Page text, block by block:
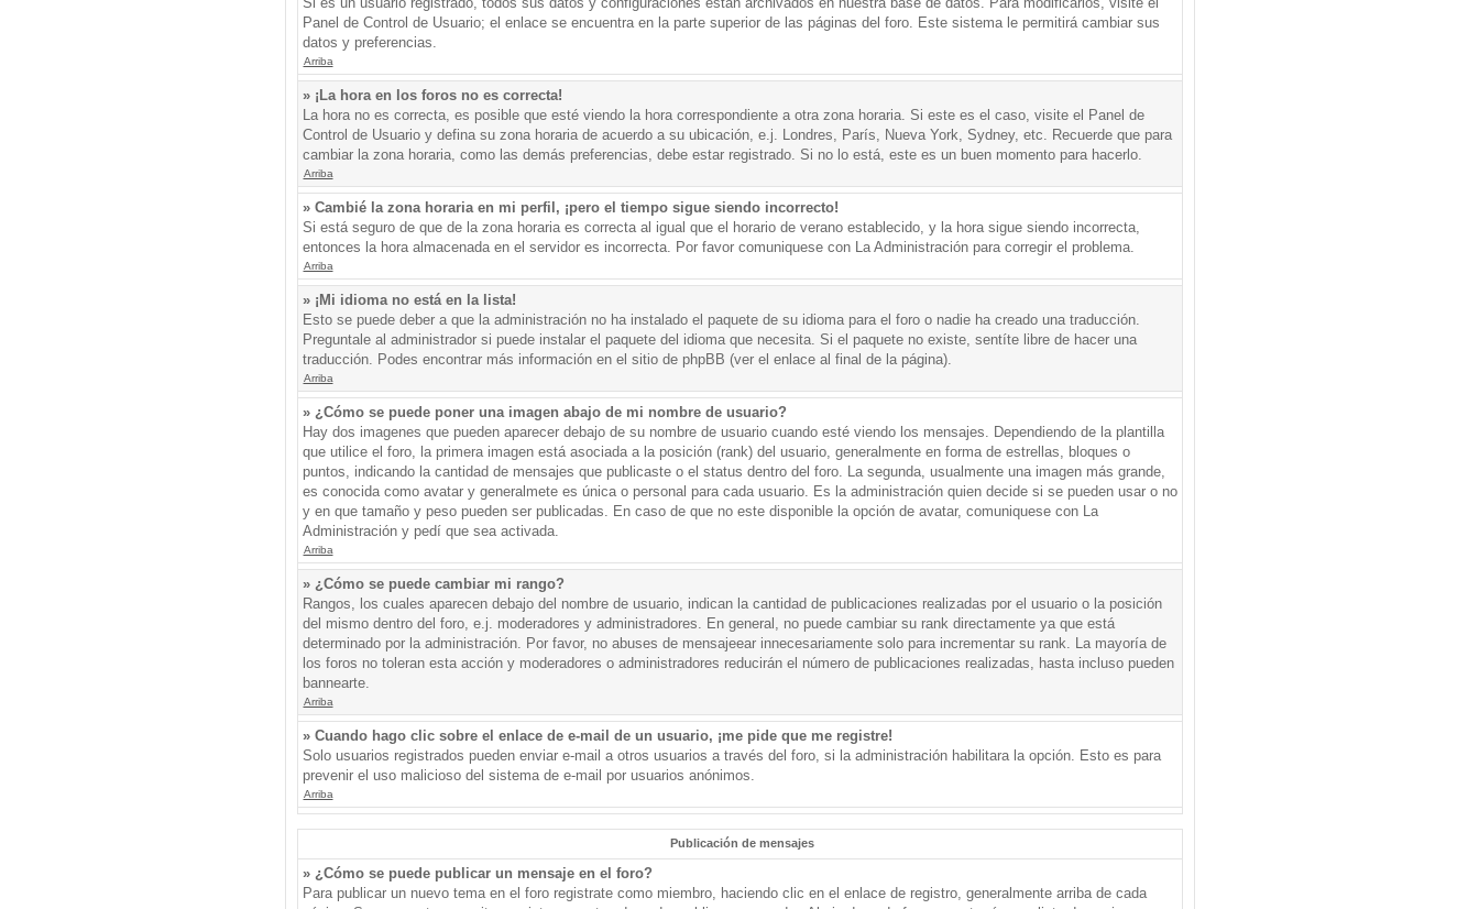
Panel de Control de Usuario; el enlace se encuentra en la parte superior de las páginas del foro. Este sistema le permitirá cambiar sus
datos y preferencias.
Arriba
» ¡La hora en los foros no es correcta!
La hora no es correcta, es posible que esté viendo la hora correspondiente a otra zona horaria. Si este es el caso, visite el Panel de
Control de Usuario y defina su zona horaria de acuerdo a su ubicación, e.j. Londres, París, Nueva York, Sydney, etc. Recuerde que para
cambiar la zona horaria, como las demás preferencias, debe estar registrado. Si no lo está, este es un buen momento para hacerlo.
Arriba
» Cambié la zona horaria en mi perfil, ¡pero el tiempo sigue siendo incorrecto!
Si está seguro de que de la zona horaria es correcta al igual que el horario de verano establecido, y la hora sigue siendo incorrecta,
entonces la hora almacenada en el servidor es incorrecta. Por favor comuniquese con La Administración para corregir el problema.
Arriba
» ¡Mi idioma no está en la lista!
Esto se puede deber a que la administración no ha instalado el paquete de su idioma para el foro o nadie ha creado una traducción.
Preguntale al administrador si puede instalar el paquete del idioma que necesita. Si el paquete no existe, sentíte libre de hacer una
traducción. Podes encontrar más información en el sitio de phpBB (ver el enlace al final de la página).
Arriba
» ¿Cómo se puede poner una imagen abajo de mi nombre de usuario?
Hay dos imagenes que pueden aparecer debajo de su nombre de usuario cuando esté viendo los mensajes. Dependiendo de la plantilla
que utilice el foro, la primera imagen está asociada a la posición (rank) del usuario, generalmente en forma de estrellas, bloques o
puntos, indicando la cantidad de mensajes que publicaste o el status dentro del foro. La segunda, usualmente una imagen más grande,
es conocida como avatar y generalmete es única o personal para cada usuario. Es la administración quien decide si se pueden usar o no
y en que tamaño y peso pueden ser publicadas. En caso de que no este disponible la opción de avatar, comuniquese con La
Administración y pedí que sea activada.
Arriba
» ¿Cómo se puede cambiar mi rango?
Rangos, los cuales aparecen debajo del nombre de usuario, indican la cantidad de publicaciones realizadas por el usuario o la posición
del mismo dentro del foro, e.j. moderadores y administradores. En general, no puede cambiar su rank directamente ya que está
determinado por la administración. Por favor, no abuses de mensajeear innecesariamente solo para incrementar su rank. La mayoría de
los foros no toleran esta acción y moderadores o administradores reducirán el número de publicaciones realizadas, hasta incluso pueden
bannearte.
Arriba
» Cuando hago clic sobre el enlace de e-mail de un usuario, ¡me pide que me registre!
Solo usuarios registrados pueden enviar e-mail a otros usuarios a través del foro, si la administración habilitara la opción. Esto es para
prevenir el uso malicioso del sistema de e-mail por usuarios anónimos.
Arriba
Publicación de mensajes
» ¿Cómo se puede publicar un mensaje en el foro?
Para publicar un nuevo tema en el foro registrate como miembro, haciendo clic en el enlace de registro, generalmente arriba de cada